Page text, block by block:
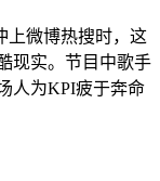
上微博热搜时，这
现实。节目中歌手
人为KPI疲于奔命